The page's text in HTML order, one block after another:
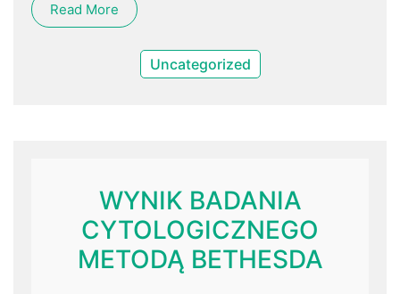
Read More
Uncategorized
WYNIK BADANIA
CYTOLOGICZNEGO
METODĄ BETHESDA